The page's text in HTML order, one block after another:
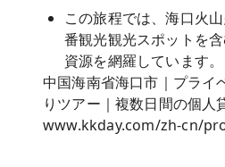
この旅程では、海口火
番観光観光スポットを
資源を網羅しています。
中国海南省海口市｜プライ
りツアー｜複数日間の個人
www.kkday.com/zh-cn/